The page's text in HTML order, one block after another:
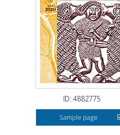
ID: 4882775
Sample page